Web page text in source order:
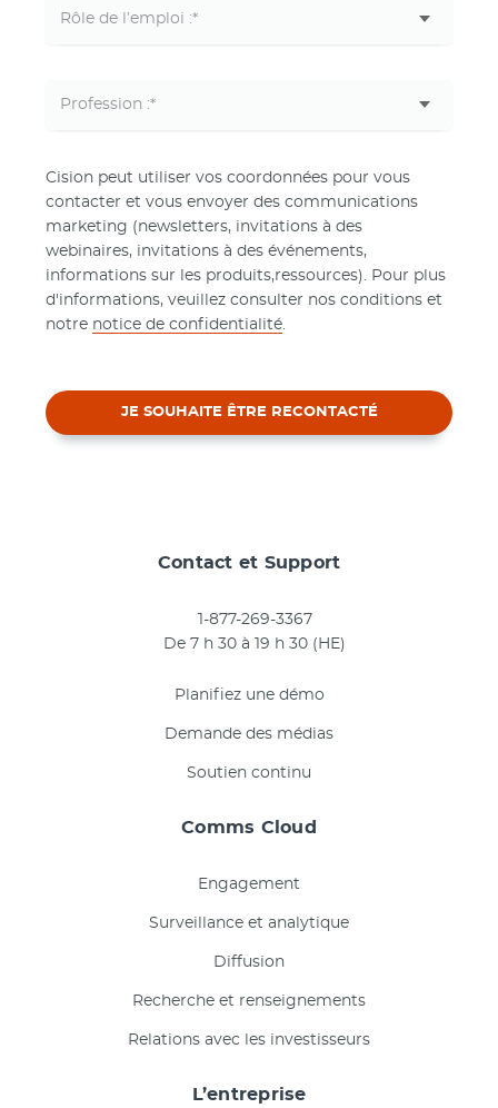
Cision peut utiliser vos coordonnées pour vous
contacter et vous envoyer des communications
marketing (newsletters, invitations à des
webinaires, invitations à des événements,
informations sur les produits,ressources). Pour plus
d'informations, veuillez consulter nos conditions et
notre notice de confidentialité
JE SOUHAITE ÊTRE RECONTACTÉ
Contact et Support
1-877-269-3367
De 7 h 30 à 19 h 30 (HE)
Planifiez une démo
Demande des médias
Soutien continu
Comms Cloud
Engagement
Surveillance et analytique
Diffusion
Recherche et renseignements
Relations avec les investisseurs
L’entreprise